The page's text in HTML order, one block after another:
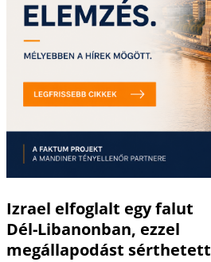
Izrael elfoglalt egy falut
Dél-Libanonban, ezzel
megállapodást sérthetett